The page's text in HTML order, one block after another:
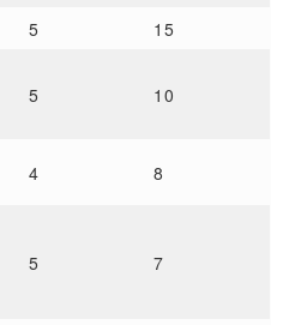
5 15
5 10
4 8
5 7